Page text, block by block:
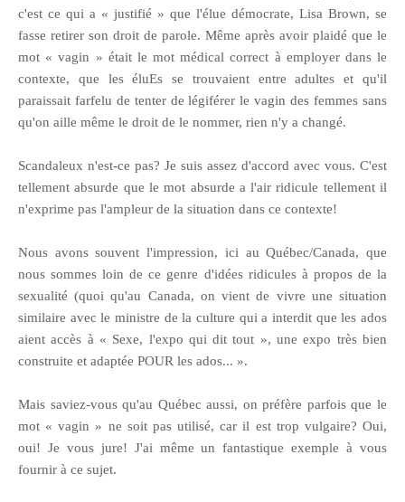
c'est ce qui a « justifié » que l'élue démocrate, Lisa Brown, se
fasse retirer son droit de parole. Même après avoir plaidé que le
mot « vagin » était le mot médical correct à employer dans le
contexte, que les éluEs se trouvaient entre adultes et qu'il
paraissait farfelu de tenter de légiférer le vagin des femmes sans
qu'on aille même le droit de le nommer, rien n'y a changé.
Scandaleux n'est-ce pas? Je suis assez d'accord avec vous. C'est
tellement absurde que le mot absurde a l'air ridicule tellement il
n'exprime pas l'ampleur de la situation dans ce contexte!
Nous avons souvent l'impression, ici au Québec/Canada, que
nous sommes loin de ce genre d'idées ridicules à propos de la
sexualité (quoi qu'au Canada, on vient de vivre une situation
similaire avec le ministre de la culture qui a interdit que les ados
aient accès à « Sexe, l'expo qui dit tout », une expo très bien
construite et adaptée POUR les ados... ».
Mais saviez-vous qu'au Québec aussi, on préfère parfois que le
mot « vagin » ne soit pas utilisé, car il est trop vulgaire? Oui,
oui! Je vous jure! J'ai même un fantastique exemple à vous
fournir à ce sujet.